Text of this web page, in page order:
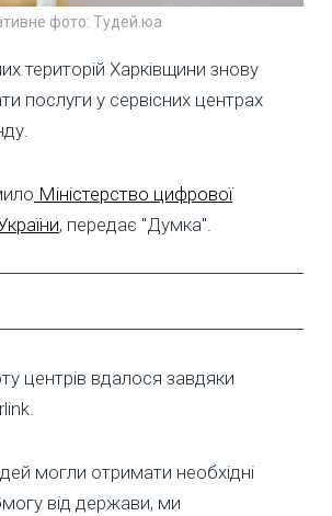
фото: Тудей.юа
територій Харківщини знову
послуги у сервісних центрах
Міністерство цифрової
, передає "Думка".
центрів вдалося завдяки
могли отримати необхідні
від держави, ми